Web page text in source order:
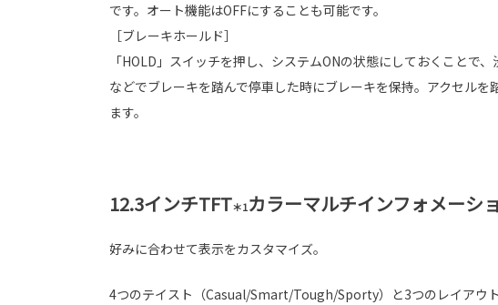
です。オート機能はOFFにすることも可能です。
［ブレーキホールド］
「HOLD」スイッチを押し、システムONの状態にしておくことで、
などでブレーキを踏んで停車した時にブレーキを保持。アクセルを
ます。
12.3インチTFT＊1カラーマルチインフォメーシ
好みに合わせて表示をカスタマイズ。
4つのテイスト（Casual/Smart/Tough/Sporty）と3つのレイアウ